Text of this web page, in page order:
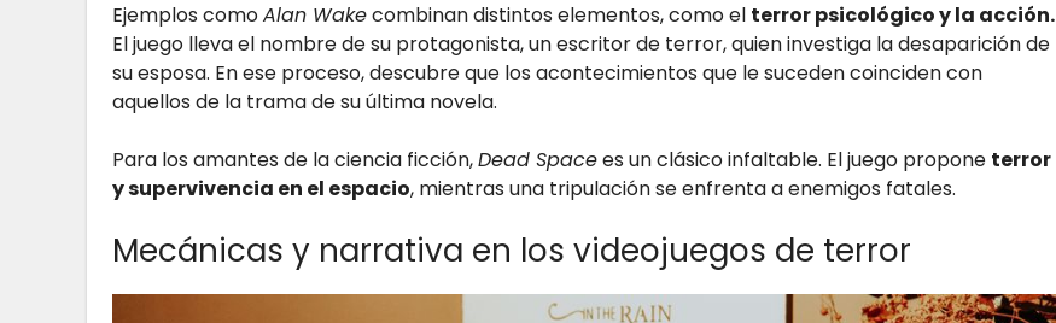
Ejemplos comoAlan Wakecombinan distintos elementos, como el terror psicológico y la acción.
El juego lleva el nombre de su protagonista, un escritor de terror, quien investiga la desaparición de
su esposa. En ese proceso, descubre que los acontecimientos que le suceden coinciden con
aquellos de la trama de su última novela.
Para los amantes de la ciencia ficción,Dead Spacees un clásico infaltable. El juego propone terror
y supervivencia en el espacio, mientras una tripulación se enfrenta a enemigos fatales.
Mecánicas y narrativa en los videojuegos de terror